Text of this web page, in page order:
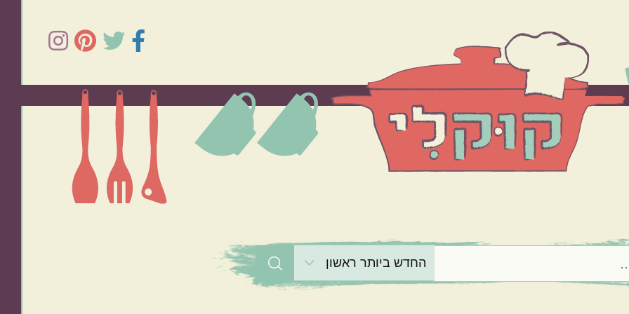
הרכיב המרכזי
בשר ירקות תפוחי אדמה אורז